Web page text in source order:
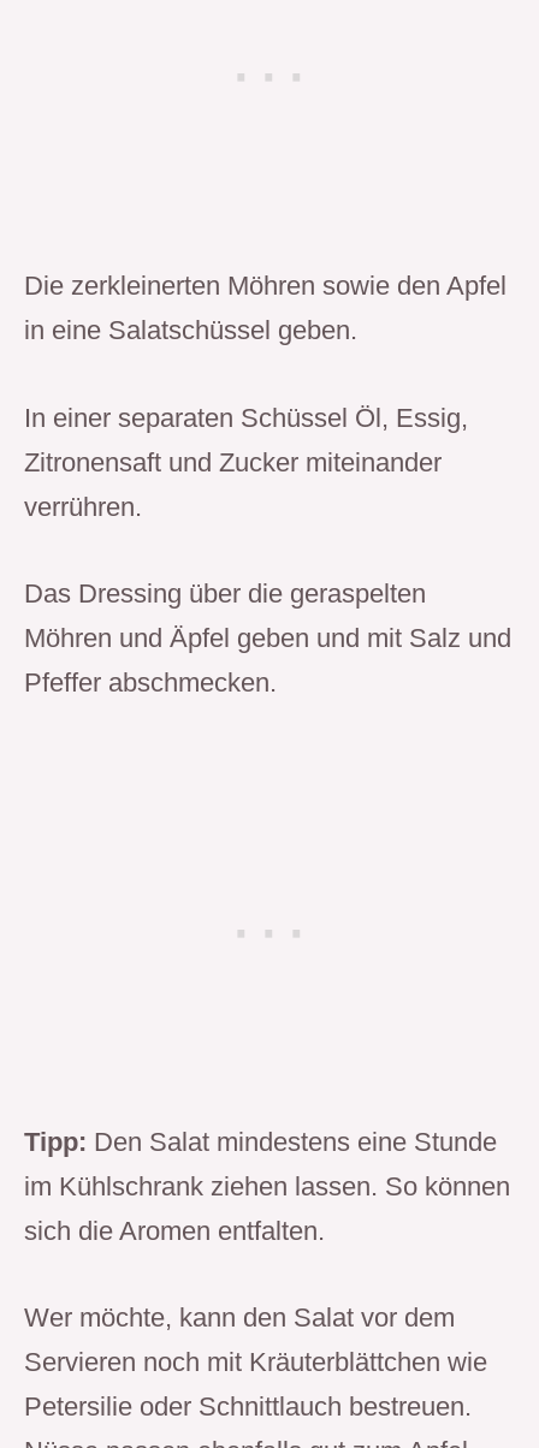
Die zerkleinerten Möhren sowie den Apfel
in eine Salatschüssel geben.
In einer separaten Schüssel Öl, Essig,
Zitronensaft und Zucker miteinander
verrühren.
Das Dressing über die geraspelten
Möhren und Äpfel geben und mit Salz und
Pfeffer abschmecken.
Tipp: Den Salat mindestens eine Stunde
im Kühlschrank ziehen lassen. So können
sich die Aromen entfalten.
Wer möchte, kann den Salat vor dem
Servieren noch mit Kräuterblättchen wie
Petersilie oder Schnittlauch bestreuen.